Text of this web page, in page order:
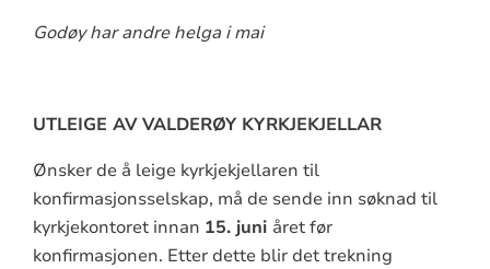
Godøy har andre helga i mai
UTLEIGE AV VALDERØY KYRKJEKJELLAR
Ønsker de å leige kyrkjekjellaren til
konfirmasjonsselskap, må de sende inn søknad til
kyrkjekontoret innan 15. juni året før
konfirmasjonen. Etter dette blir det trekning